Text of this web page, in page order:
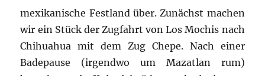
mexikanische Festland über. Zunächst machen
wir ein Stück der Zugfahrt von Los Mochis nach
Chihuahua mit dem Zug Chepe. Nach einer
Badepause (irgendwo um Mazatlan rum)